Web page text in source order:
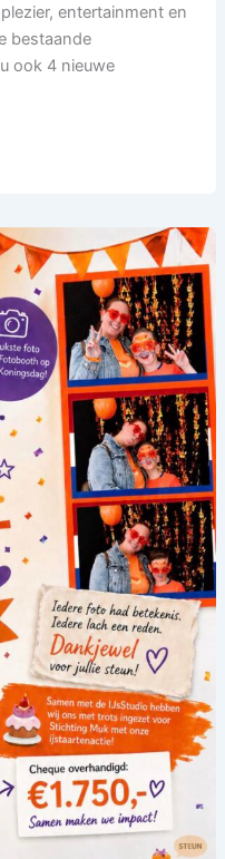
entertainment en
bestaande
ook 4 nieuwe